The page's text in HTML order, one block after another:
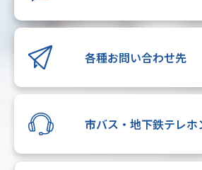
各種お問い合わせ先
市バス・地下鉄テレホ